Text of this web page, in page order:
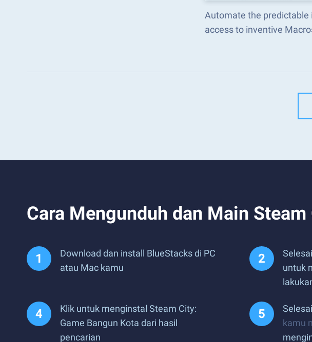
Automate the predictable
access to inventive
Cara Mengunduh dan Main
Download dan install BlueStacks di PC
atau Mac kamu
untuk
Klik untuk menginstal Steam City:
Game Bangun Kota dari hasil
pencarian
kamu